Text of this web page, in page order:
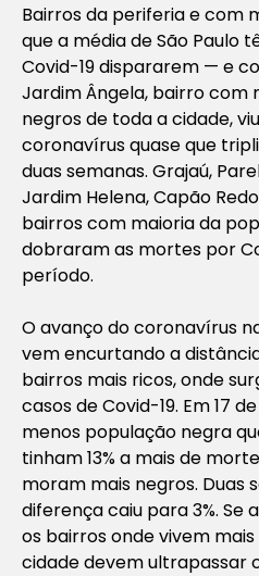
Bairros da periferia e com
que a média de São Paulo
Covid-19 dispararem — e
Jardim Ângela, bairro
negros de toda a cidade,
coronavírus quase que
duas semanas. Grajaú,
Jardim Helena, Capão
bairros com maioria da
dobraram as mortes por
período.
O avanço do coronavírus
vem encurtando a
bairros mais ricos, onde
casos de Covid-19. Em 17
menos população negra
tinham 13% a mais de
moram mais negros. Duas
diferença caiu para 3%. Se
os bairros onde vivem
cidade devem ultrapassar